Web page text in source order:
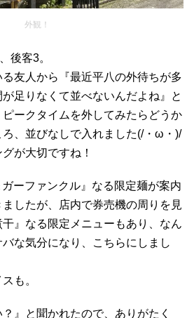
外観！
後客3。
友人から『最近平八の外待ちが多
足りなくて並べないんだよね』と
ークタイムを外してみたらどうか
、並びなしで入れました(/・ω・)/
が大切ですね！
ーファンクル』なる限定麺が案内
したが、店内で券売機の周りを見
』なる限定メニューもあり、なん
な気分になり、こちらにしまし
も。
』と聞かれたので、ありがたく